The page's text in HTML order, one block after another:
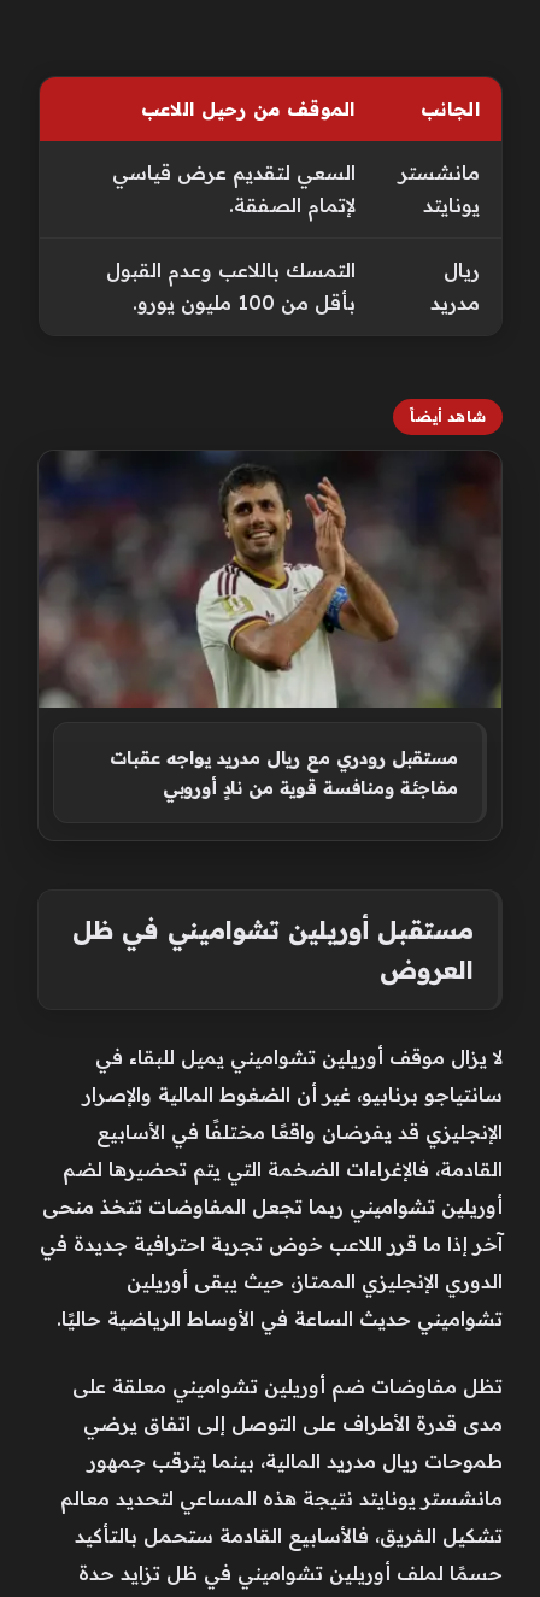
الجانب الموقف من رحيل اللاعب
مانشستر
يونايتد
السعي لتقديم عرض قياسي
لإتمام الصفقة.
ريال
مدريد
التمسك باللاعب وعدم القبول
بأقل من 100 مليون يورو.
شاهد أيضاً
مستقبل رودري مع ريال مدريد يواجه عقبات
مفاجئة ومنافسة قوية من نادٍ أوروبي
مستقبل أوريلين تشواميني في ظل
العروض
لا يزال موقف أوريلين تشواميني يميل للبقاء في
سانتياجو برنابيو، غير أن الضغوط المالية والإصرار
الإنجليزي قد يفرضان واقعًا مختلفًا في الأسابيع
القادمة، فالإغراءات الضخمة التي يتم تحضيرها لضم
أوريلين تشواميني ربما تجعل المفاوضات تتخذ منحى
آخر إذا ما قرر اللاعب خوض تجربة احترافية جديدة في
الدوري الإنجليزي الممتاز، حيث يبقى أوريلين
تشواميني حديث الساعة في الأوساط الرياضية حاليًا.
تظل مفاوضات ضم أوريلين تشواميني معلقة على
مدى قدرة الأطراف على التوصل إلى اتفاق يرضي
طموحات ريال مدريد المالية، بينما يترقب جمهور
مانشستر يونايتد نتيجة هذه المساعي لتحديد معالم
تشكيل الفريق، فالأسابيع القادمة ستحمل بالتأكيد
حسمًا لملف أوريلين تشواميني في ظل تزايد حدة